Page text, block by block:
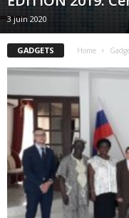
3 juin 2020
GADGETS Home